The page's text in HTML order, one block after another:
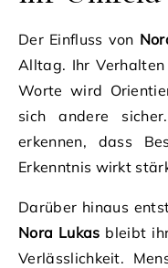
Der Einfluss von
Alltag. Ihr
Worte wird
sich andere
erkennen, dass
Erkenntnis wirkt
Darüber hinaus
Nora Lukas bleibt
Verlässlichkeit.